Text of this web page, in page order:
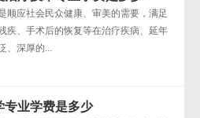
顺应社会民众健康、审美的需要，满足
疾、手术后的恢复等在治疗疾病、延年
、深厚的...
专业学费是多少